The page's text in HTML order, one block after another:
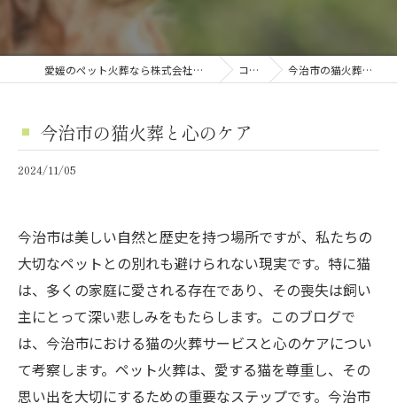
愛媛のペット火葬なら株式会社グリーンゴールド コラム 今治市の猫火葬と心のケア
今治市の猫火葬と心のケア
2024/11/05
今治市は美しい自然と歴史を持つ場所ですが、私たちの
大切なペットとの別れも避けられない現実です。特に猫
は、多くの家庭に愛される存在であり、その喪失は飼い
主にとって深い悲しみをもたらします。このブログで
は、今治市における猫の火葬サービスと心のケアについ
て考察します。ペット火葬は、愛する猫を尊重し、その
思い出を大切にするための重要なステップです。今治市